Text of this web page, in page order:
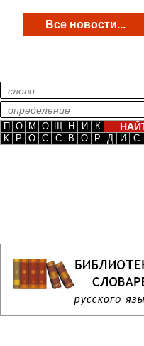
Все новости...
П О М О Щ Н И
К
К
Р О С С В О Р Д И С